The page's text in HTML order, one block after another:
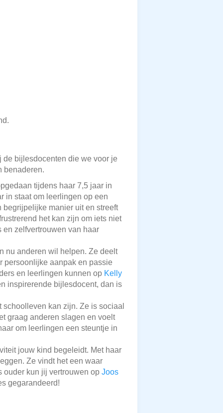
bijlesdocenten die we voor je
benaderen.
tijdens haar 7,5 jaar in
in staat om leerlingen op een
manier uit en streeft
het kan zijn om iets niet
en zelfvertrouwen van haar
nu anderen wil helpen. Ze deelt
persoonlijke aanpak en passie
en leerlingen kunnen op Kelly
inspirerende bijlesdocent, dan is
kan zijn. Ze is sociaal
graag anderen slagen en voelt
om leerlingen een steuntje in
jouw kind begeleidt. Met haar
Ze vindt het een waar
ouder kun jij vertrouwen op Joos
gegarandeerd!